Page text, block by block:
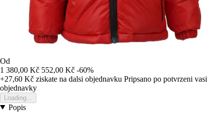
Od
1 380,00 Kč 552,00 Kč -60%
+27,60 Kč ziskate na dalsi objednavku Pripsano po potvrzeni vasi
objednavky
Loading...
Popis